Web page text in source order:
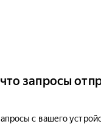
запросы
с вашего